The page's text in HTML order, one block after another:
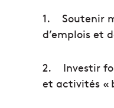
1. Soutenir
d’emplois et
2. Investir
et activités «